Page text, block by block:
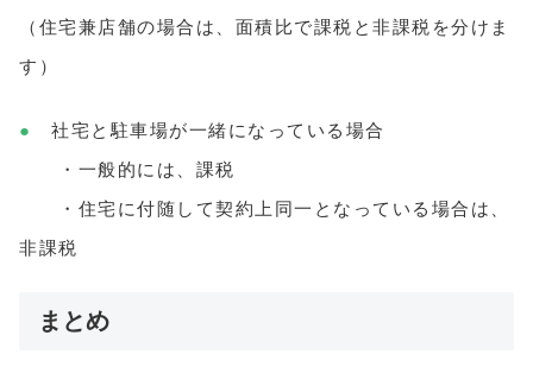
（住宅兼店舗の場合は、面積比で課税と非課税を分けま
す）
● 社宅と駐車場が一緒になっている場合
・一般的には、課税
・住宅に付随して契約上同一となっている場合は、
非課税
まとめ